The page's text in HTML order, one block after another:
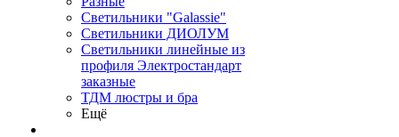
Светильники "Galassie"
Светильники ДИОЛУМ
Светильники линейные из
профиля Электростандарт
заказные
ТДМ люстры и бра
Ещё